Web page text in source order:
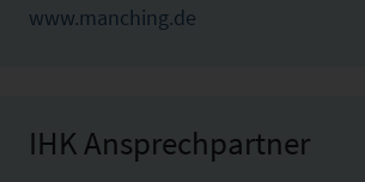
www.manching.de
IHK Ansprechpartner